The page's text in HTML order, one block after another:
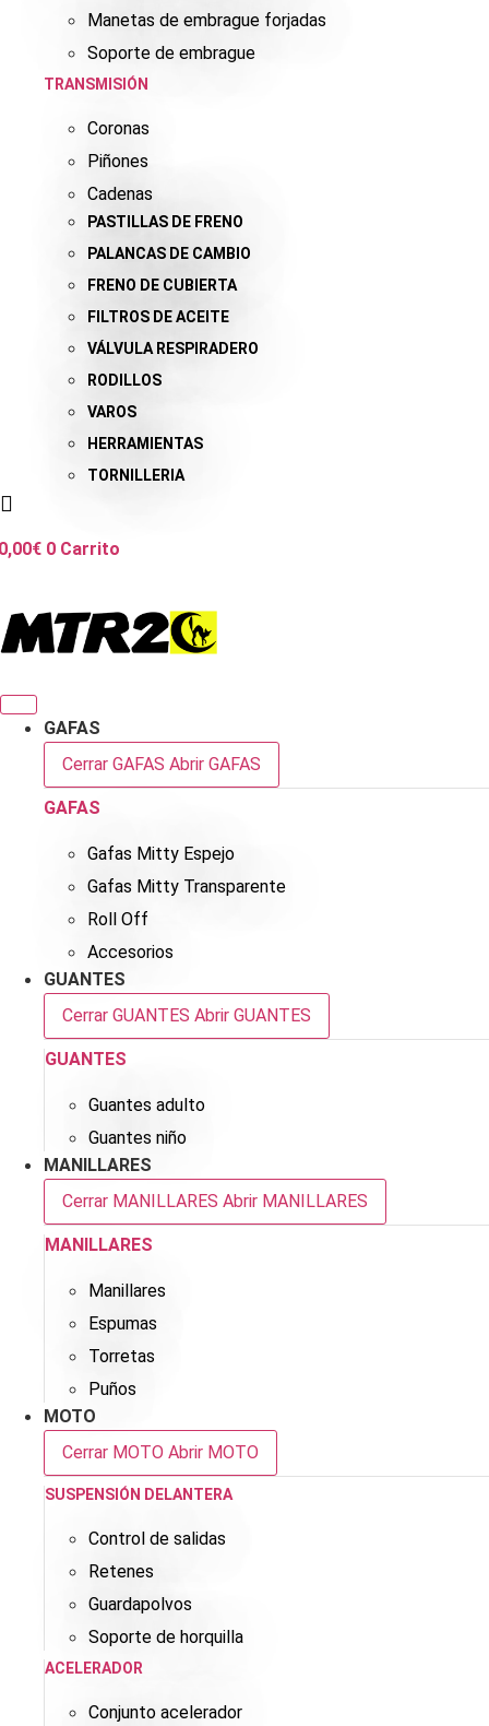
Manetas de embrague forjadas
Soporte de embrague
TRANSMISIÓN
Coronas
Piñones
Cadenas
PASTILLAS DE FRENO
PALANCAS DE CAMBIO
FRENO DE CUBIERTA
FILTROS DE ACEITE
VÁLVULA RESPIRADERO
RODILLOS
VAROS
HERRAMIENTAS
TORNILLERIA
€ 0 Carrito
GAFAS
Cerrar GAFAS Abrir GAFAS
GAFAS
Gafas Mitty Espejo
Gafas Mitty Transparente
Roll Off
Accesorios
GUANTES
Cerrar GUANTES Abrir GUANTES
GUANTES
Guantes adulto
Guantes niño
MANILLARES
Cerrar MANILLARES Abrir MANILLARES
MANILLARES
Manillares
Espumas
Torretas
Puños
MOTO
Cerrar MOTO Abrir MOTO
SUSPENSIÓN DELANTERA
Control de salidas
Retenes
Guardapolvos
Soporte de horquilla
ACELERADOR
Conjunto acelerador